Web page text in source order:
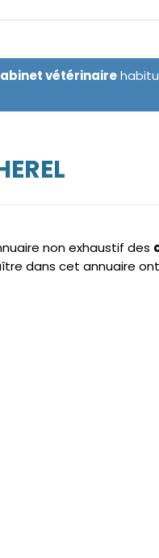
vétérinaire
non exhaustif des
dans cet annuaire